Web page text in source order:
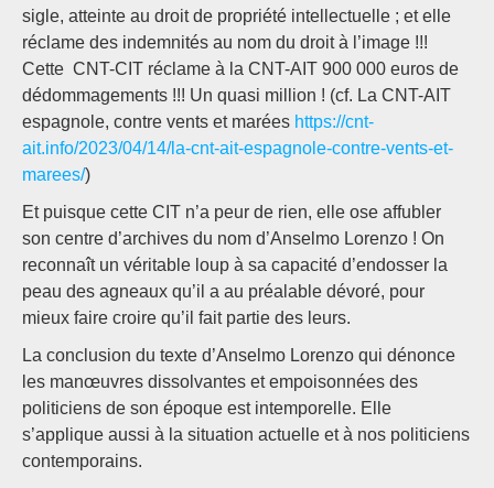
sigle, atteinte au droit de propriété intellectuelle ; et elle
réclame des indemnités au nom du droit à l’image !!!
Cette CNT-CIT réclame à la CNT-AIT 900 000 euros de
dédommagements !!! Un quasi million ! (cf. La CNT-AIT
espagnole, contre vents et marées https://cnt-
ait.info/2023/04/14/la-cnt-ait-espagnole-contre-vents-et-
marees/)
Et puisque cette CIT n’a peur de rien, elle ose affubler
son centre d’archives du nom d’Anselmo Lorenzo ! On
reconnaît un véritable loup à sa capacité d’endosser la
peau des agneaux qu’il a au préalable dévoré, pour
mieux faire croire qu’il fait partie des leurs.
La conclusion du texte d’Anselmo Lorenzo qui dénonce
les manœuvres dissolvantes et empoisonnées des
politiciens de son époque est intemporelle. Elle
s’applique aussi à la situation actuelle et à nos politiciens
contemporains.